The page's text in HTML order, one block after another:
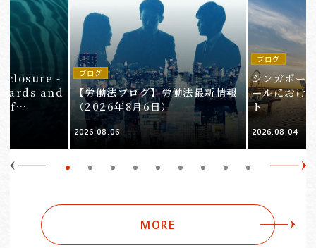
-
and
of
ブログ
【労働法ブログ】労働法最新情報
（2026年8月6日）
2026.08.06
ブログ
シンガポー
ールにおけ
ト
2026.08.04
MORE